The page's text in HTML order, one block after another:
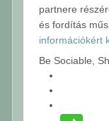
partnere
és fordítás
információkért
Be Sociable,